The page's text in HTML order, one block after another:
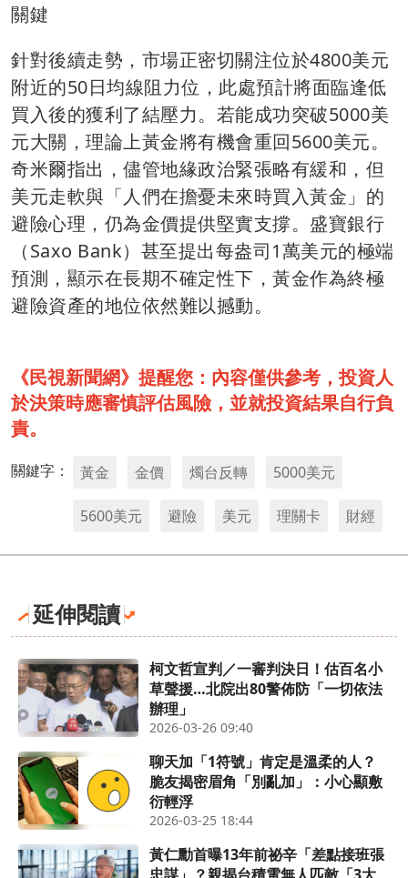
關鍵
針對後續走勢，市場正密切關注位於4800美元
附近的50日均線阻力位，此處預計將面臨逢低
買入後的獲利了結壓力。若能成功突破5000美
元大關，理論上黃金將有機會重回5600美元。
奇米爾指出，儘管地緣政治緊張略有緩和，但
美元走軟與「人們在擔憂未來時買入黃金」的
避險心理，仍為金價提供堅實支撐。盛寶銀行
（Saxo Bank）甚至提出每盎司1萬美元的極端
預測，顯示在長期不確定性下，黃金作為終極
避險資產的地位依然難以撼動。
《民視新聞網》提醒您：內容僅供參考，投資人
於決策時應審慎評估風險，並就投資結果自行負
責。
關鍵字： 黃金 金價 燭台反轉 5000美元
5600美元 避險 美元 理關卡 財經
延伸閱讀
柯文哲宣判／一審判決日！估百名小
草聲援…北院出80警佈防「一切依法
辦理」
2026-03-26 09:40
聊天加「1符號」肯定是溫柔的人？
脆友揭密眉角「別亂加」：小心顯敷
衍輕浮
2026-03-25 18:44
黃仁勳首曝13年前祕辛「差點接班張